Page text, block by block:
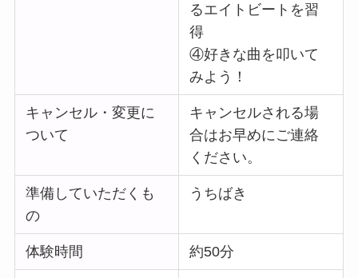
るエイトビートを習
得
④好きな曲を叩いて
みよう！
キャンセル・変更に
ついて
キャンセルされる場
合はお早めにご連絡
ください。
準備していただくも
の
うちばき
体験時間 約50分